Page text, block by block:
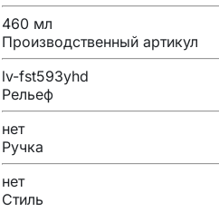
460 мл
Производственный артикул
lv-fst593yhd
Рельеф
нет
Ручка
нет
Стиль